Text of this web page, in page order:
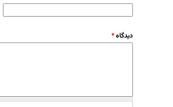
‏دیدگاه ‏*